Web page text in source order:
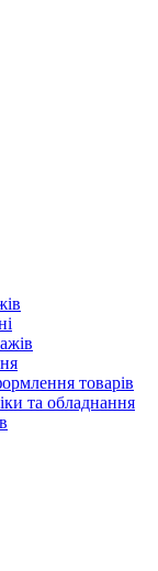
товарів
та обладнання